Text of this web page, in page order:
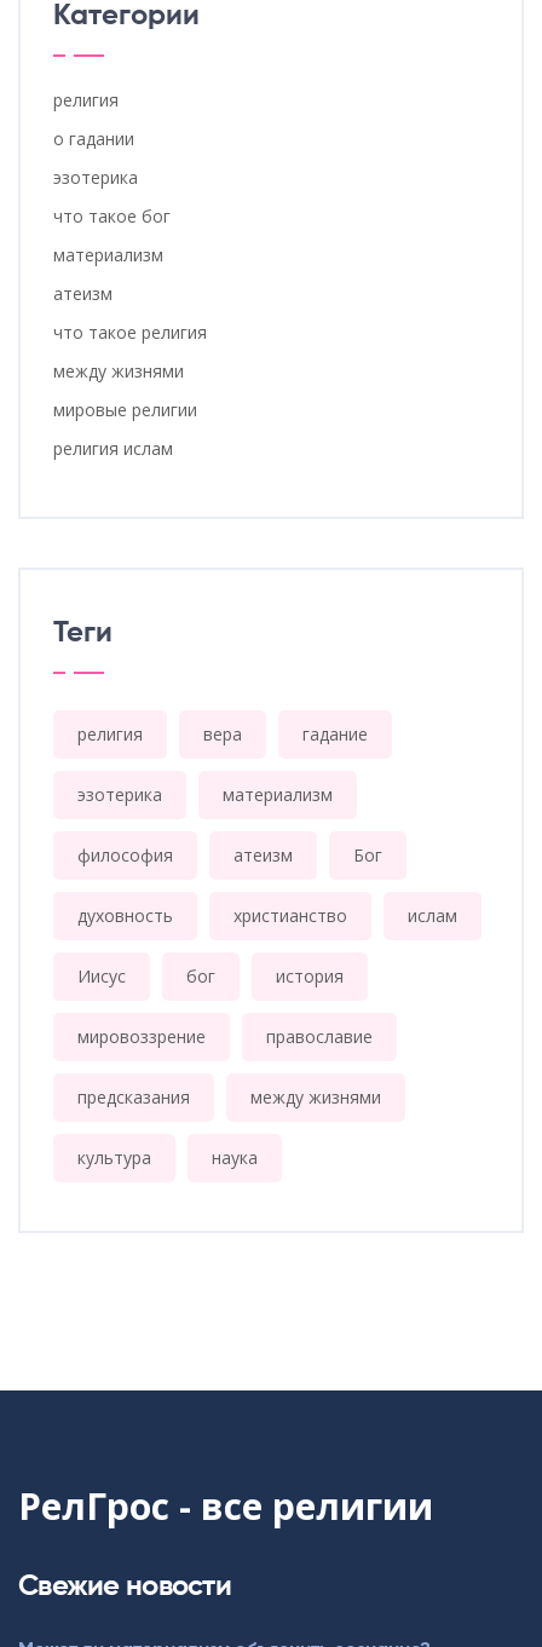
Категории
религия
о гадании
эзотерика
что такое бог
материализм
атеизм
что такое религия
между жизнями
мировые религии
религия ислам
Теги
религия вера гадание
эзотерика материализм
философия атеизм Бог
духовность христианство ислам
Иисус бог история
мировоззрение православие
предсказания между жизнями
культура наука
РелГрос - все религии
Свежие новости